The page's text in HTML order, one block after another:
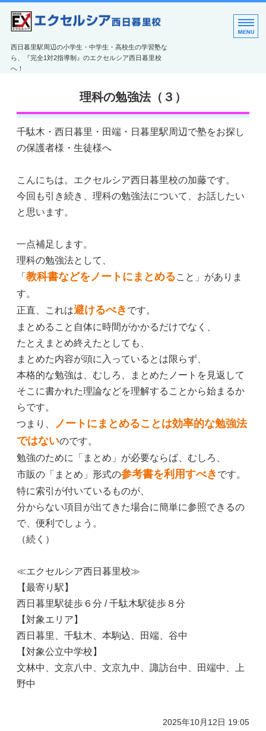
エクセルシア西日暮
西日暮里駅周辺の小学生・中学生・高校生の学習塾な
ら、『完全1対2指導制』のエクセルシア西日暮里校
へ！
エクセルシアの特長
コース紹介
理科の勉強法（３）
千駄木・西日暮里・田端・日暮里駅周辺で塾をお探し
の保護者様・生徒様へ
こんにちは。エクセルシア西日暮里校の加藤です。
今回も引き続き、理科の勉強法について、お話したい
と思います。
一点補足します。
理科の勉強法として、
「 教科書などをノートにまとめること」がありま
す。
正直、これは避けるべき です。
まとめること自体に時間がかかるだけでなく、
たとえまとめ終えたとしても、
まとめた内容が頭に入っているとは限らず、
本格的な勉強は、むしろ、まとめたノートを見返して
そこに書かれた理論などを理解することから始まるか
らです。
つまり、
ノートにまとめることは効率的な勉強法
ではないのです。
勉強のために「まとめ」が必要ならば、むしろ、
市販の「まとめ」形式の参考書を利用すべき です。
特に索引が付いているものが、
分からない項目が出てきた場合に簡単に参照できるの
で、便利でしょう。
（続く）
≪エクセルシア西日暮里校≫
【最寄り駅】
西日暮里駅徒歩６分 / 千駄木駅徒歩８分
【対象エリア】
西日暮里、千駄木、本駒込、田端、谷中
【対象公立中学校】
文林中、文京八中、文京九中、諏訪台中、田端中、上
野中
2025年10月12日 19:05